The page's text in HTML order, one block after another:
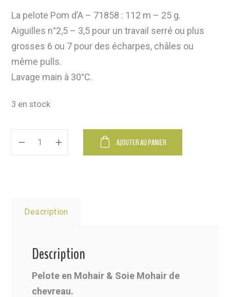
La pelote Pom d’A – 71858 : 112 m – 25 g.
Aiguilles n°2,5 – 3,5 pour un travail serré ou plus
grosses 6 ou 7 pour des écharpes, châles ou
même pulls.
Lavage main à 30°C.
3 en stock
AJOUTER AU PANIER
Description
Description
Pelote en Mohair & Soie Mohair de
chevreau.